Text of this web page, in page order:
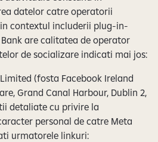
datelor catre operatorii
contextul includerii plug-in-
are calitatea de operator
de socializare indicati mai jos:
(fosta Facebook Ireland
Grand Canal Harbour, Dublin 2,
detaliate cu privire la
personal de catre Meta
urmatorele linkuri: